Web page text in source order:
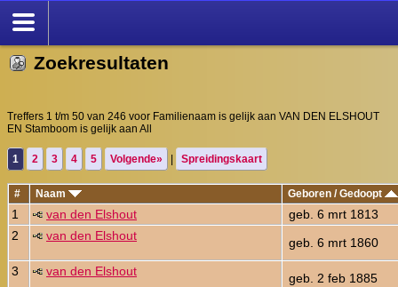
Zoekresultaten
Treffers 1 t/m 50 van 246 voor Familienaam is gelijk aan VAN DEN ELSHOUT
EN Stamboom is gelijk aan All
1 2 3 4 5 Volgende» Spreidingskaart
# Naam Geboren / Gedoopt
1 van den Elshout
geb. 6 mrt 1813
2
van den Elshout
geb. 6 mrt 1860
3
van den Elshout
geb. 2 feb 1885